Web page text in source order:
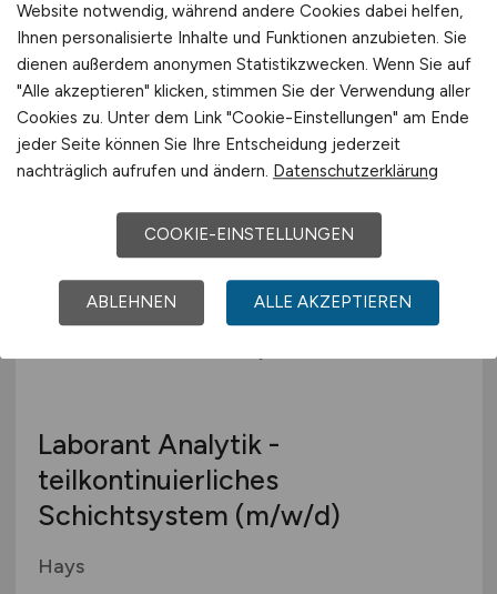
Mitarbeiter Produktionsplanung
und Disposition(m/w/d)
Hays
19.07.2026
Laborant Analytik -
teilkontinuierliches
Schichtsystem (m/w/d)
Hays
Website notwendig, während andere Cookies dabei helfen,
Ihnen personalisierte Inhalte und Funktionen anzubieten. Sie
dienen außerdem anonymen Statistikzwecken. Wenn Sie auf
"Alle akzeptieren" klicken, stimmen Sie der Verwendung aller
Cookies zu. Unter dem Link "Cookie-Einstellungen" am Ende
jeder Seite können Sie Ihre Entscheidung jederzeit
nachträglich aufrufen und ändern. Datenschutzerklärung
COOKIE-EINSTELLUNGEN
ABLEHNEN ALLE AKZEPTIEREN